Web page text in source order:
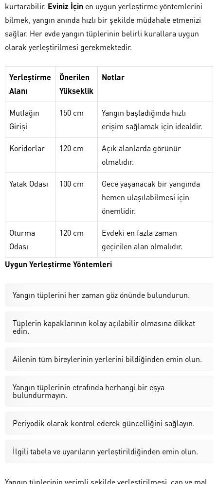
kurtarabilir. Eviniz İçin en uygun yerleştirme yöntemlerini
bilmek, yangın anında hızlı bir şekilde müdahale etmenizi
sağlar. Her evde yangın tüplerinin belirli kurallara uygun
olarak yerleştirilmesi gerekmektedir.
Yerleştirme
Alanı
Önerilen
Yükseklik
Notlar
Mutfağın
Girişi
150 cm
Yangın başladığında hızlı
erişim sağlamak için idealdir.
Koridorlar 120 cm
Açık alanlarda görünür
olmalıdır.
Yatak Odası 100 cm
Gece yaşanacak bir yangında
hemen ulaşılabilmesi için
önemlidir.
Oturma
Odası
120 cm
Evdeki en fazla zaman
geçirilen alan olmalıdır.
Uygun Yerleştirme Yöntemleri
Yangın tüplerini her zaman göz önünde bulundurun.
Tüplerin kapaklarının kolay açılabilir olmasına dikkat
edin.
Ailenin tüm bireylerinin yerlerini bildiğinden emin olun.
Yangın tüplerinin etrafında herhangi bir eşya
bulundurmayın.
Periyodik olarak kontrol ederek güncelliğini sağlayın.
İlgili tabela ve uyarıların yerleştirildiğinden emin olun.
Yangın tüplerinin verimli şekilde yerleştirilmesi, can ve mal